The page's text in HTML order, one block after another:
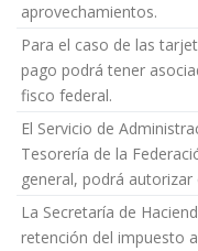
aprovechamientos.
Para el caso de las
pago podrá tener
fisco federal.
El Servicio de
Tesorería de la
general, podrá
La Secretaría de
retención del impuesto